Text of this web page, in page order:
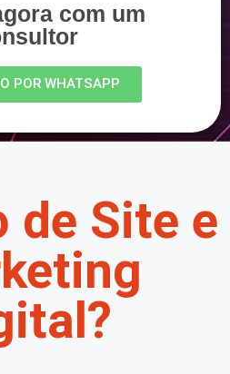
com um
POR WHATSAPP
de Site e